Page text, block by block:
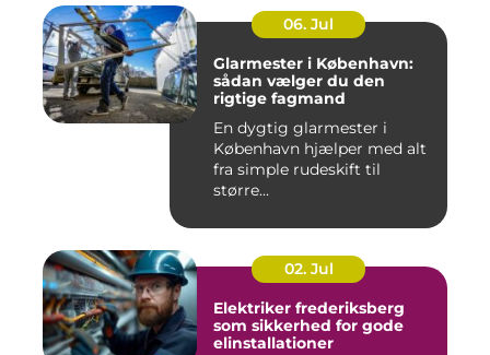
06. Jul
Glarmester i København:
sådan vælger du den
rigtige fagmand
En dygtig glarmester i
København hjælper med alt
fra simple rudeskift til
større...
02. Jul
Elektriker frederiksberg
som sikkerhed for gode
elinstallationer